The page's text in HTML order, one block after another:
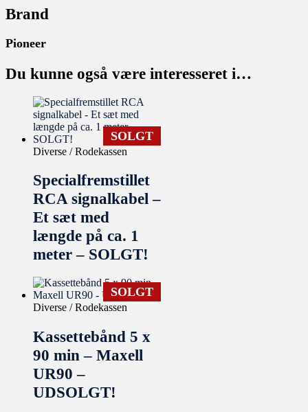
Brand
Pioneer
Du kunne også være interesseret i…
SOLGT
Diverse / Rodekassen
Specialfremstillet
RCA signalkabel –
Et sæt med
længde på ca. 1
meter – SOLGT!
SOLGT
Diverse / Rodekassen
Kassettebånd 5 x
90 min – Maxell
UR90 –
UDSOLGT!